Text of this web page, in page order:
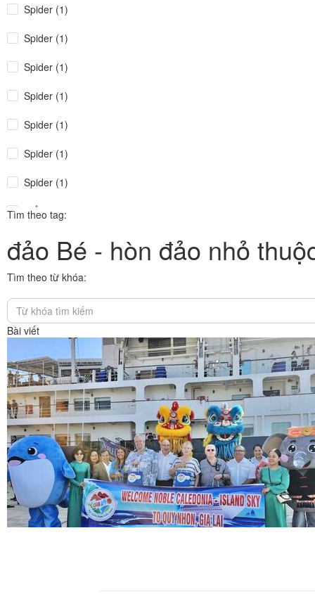
Spider (1)
Spider (1)
Spider (1)
Spider (1)
Spider (1)
Spider (1)
Spider (1)
Điểm tin (1)
congthuong.vn (1)
congthuong.vn (1)
congthuong.vn (1)
congthuong.vn (1)
congthuong.vn (1)
congthuong.vn (1)
congthuong.vn (1)
congthuong.vn (1)
Spider (1)
Spider (1)
Tìm theo tag:
đảo Bé - hòn đảo nhỏ
Tìm theo từ khóa:
Bài viết